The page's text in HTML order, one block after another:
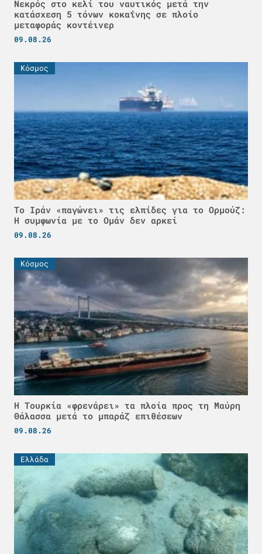
Νεκρός στο κελί του ναυτικός μετά την
κατάσχεση 5 τόνων κοκαΐνης σε πλοίο
μεταφοράς κοντέινερ
09.08.26
Κόσμος
Το Ιράν «παγώνει» τις ελπίδες για το Ορμούζ:
Η συμφωνία με το Ομάν δεν αρκεί
09.08.26
Κόσμος
Η Τουρκία «φρενάρει» τα πλοία προς τη Μαύρη
Θάλασσα μετά το μπαράζ επιθέσεων
09.08.26
Ελλάδα